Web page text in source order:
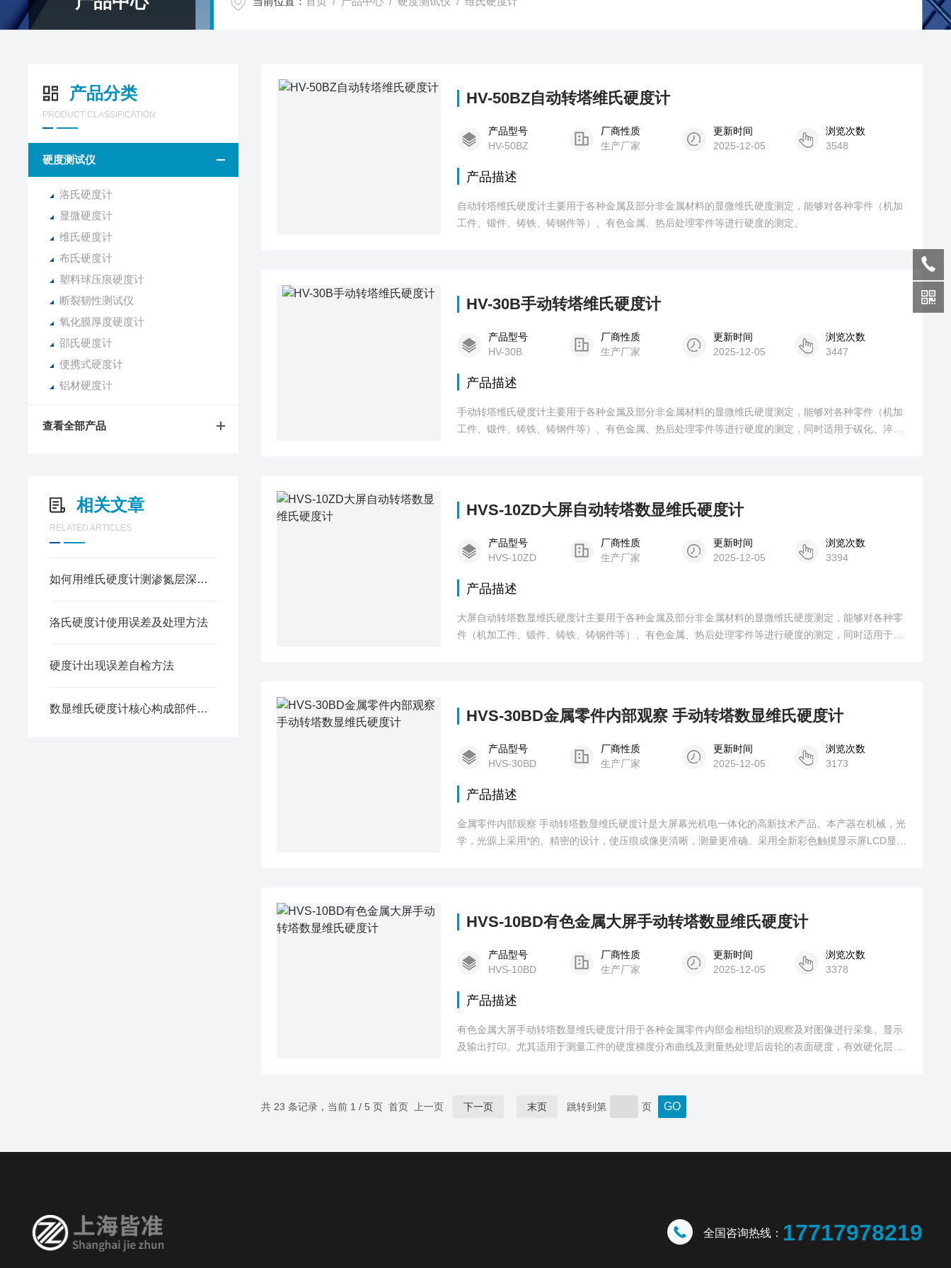
产品分类
PRODUCT CLASSIFICATION
硬度测试仪
洛氏硬度计
显微硬度计
维氏硬度计
布氏硬度计
塑料球压痕硬度计
断裂韧性测试仪
氧化膜厚度硬度计
邵氏硬度计
便携式硬度计
铝材硬度计
查看全部产品
相关文章
RELATED ARTICLES
如何用维氏硬度计测渗氮层深度？
洛氏硬度计使用误差及处理方法
硬度计出现误差自检方法
数显维氏硬度计核心构成部件有以下这些
HV-50BZ自动转塔维氏硬度计
产品型号
HV-50BZ
厂商性质
生产厂家
更新时间
2025-12-05
浏览次数
3548
产品描述
自动转塔维氏硬度计主要用于各种金属及部分非金属材料的显微维氏硬度测定，能够对各种零件（机加
工件、锻件、铸铁、铸钢件等）、有色金属、热后处理零件等进行硬度的测定。
HV-30B手动转塔维氏硬度计
产品型号
HV-30B
厂商性质
生产厂家
更新时间
2025-12-05
浏览次数
3447
产品描述
手动转塔维氏硬度计主要用于各种金属及部分非金属材料的显微维氏硬度测定，能够对各种零件（机加
工件、锻件、铸铁、铸钢件等）、有色金属、热后处理零件等进行硬度的测定，同时适用于碳化、淬火
HVS-10ZD大屏自动转塔数显维氏硬度计
产品型号
HVS-10ZD
厂商性质
生产厂家
更新时间
2025-12-05
浏览次数
3394
产品描述
大屏自动转塔数显维氏硬度计主要用于各种金属及部分非金属材料的显微维氏硬度测定，能够对各种零
件（机加工件、锻件、铸铁、铸钢件等）、有色金属、热后处理零件等进行硬度的测定，同时适用于碳
HVS-30BD金属零件内部观察 手动转塔数显维氏硬度计
产品型号
HVS-30BD
厂商性质
生产厂家
更新时间
2025-12-05
浏览次数
3173
产品描述
金属零件内部观察 手动转塔数显维氏硬度计是大屏幕光机电一体化的高新技术产品。本产器在机械，光
学，光源上采用*的、精密的设计，使压痕成像更清晰，测量更准确。采用全新彩色触摸显示屏LCD显
HVS-10BD有色金属大屏手动转塔数显维氏硬度计
产品型号
HVS-10BD
厂商性质
生产厂家
更新时间
2025-12-05
浏览次数
3378
产品描述
有色金属大屏手动转塔数显维氏硬度计用于各种金属零件内部金相组织的观察及对图像进行采集、显示
及输出打印。尤其适用于测量工件的硬度梯度分布曲线及测量热处理后齿轮的表面硬度，有效硬化层深
共 23 条记录，当前 1 / 5 页 首页 上一页 下一页 末页 跳转到第 页
全国咨询热线： 17717978219